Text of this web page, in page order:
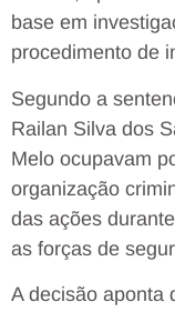
base em
procedimento de
Segundo a
Railan Silva dos
Melo ocupavam
organização
das ações
as forças de
A decisão aponta